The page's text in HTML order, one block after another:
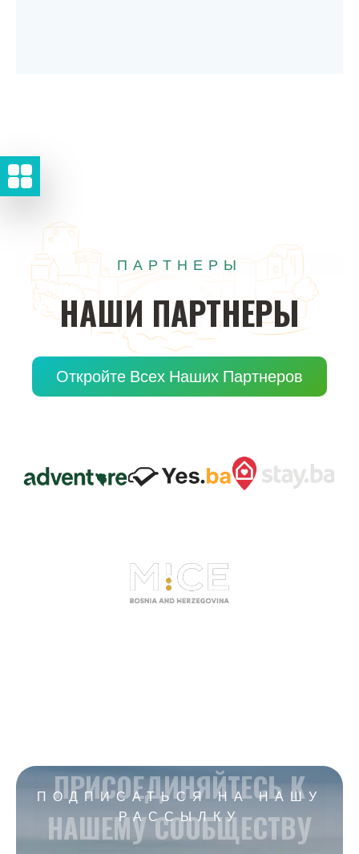
ПАРТНЕРЫ
НАШИ ПАРТНЕРЫ
Откройте Всех Наших Партнеров
ПОДПИСАТЬСЯ НА НАШУ
РАССЫЛКУ
ПРИСОЕДИНЯЙТЕСЬ К
НАШЕМУ СООБЩЕСТВУ